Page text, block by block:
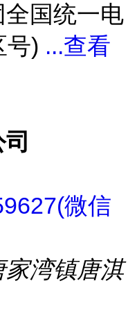
国统一电
号) ...查看
微信
湾镇唐淇